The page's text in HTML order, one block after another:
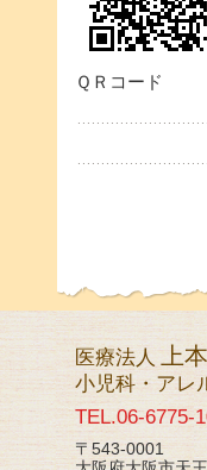
ＱＲコード
医療法人 上
小児科・アレ
TEL.06-6775-
〒543-0001